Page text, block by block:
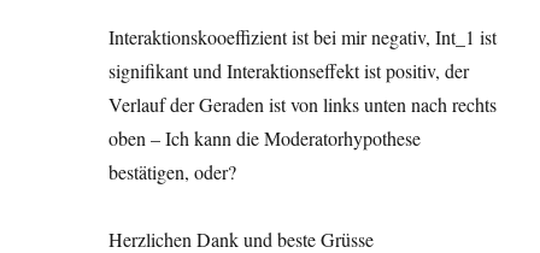
Interaktionskooeffizient ist bei mir negativ, Int_1 ist
signifikant und Interaktionseffekt ist positiv, der
Verlauf der Geraden ist von links unten nach rechts
oben – Ich kann die Moderatorhypothese
bestätigen, oder?
Herzlichen Dank und beste Grüsse